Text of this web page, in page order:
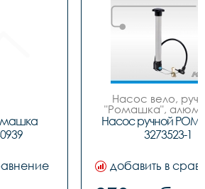
Насос вело,
"Ромашка",
обратным
штоком, шланг
Насос ручной
3273523-1
добавить в